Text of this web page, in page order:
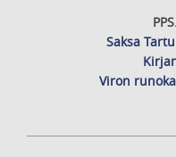
PPS.
Saksa
Viron